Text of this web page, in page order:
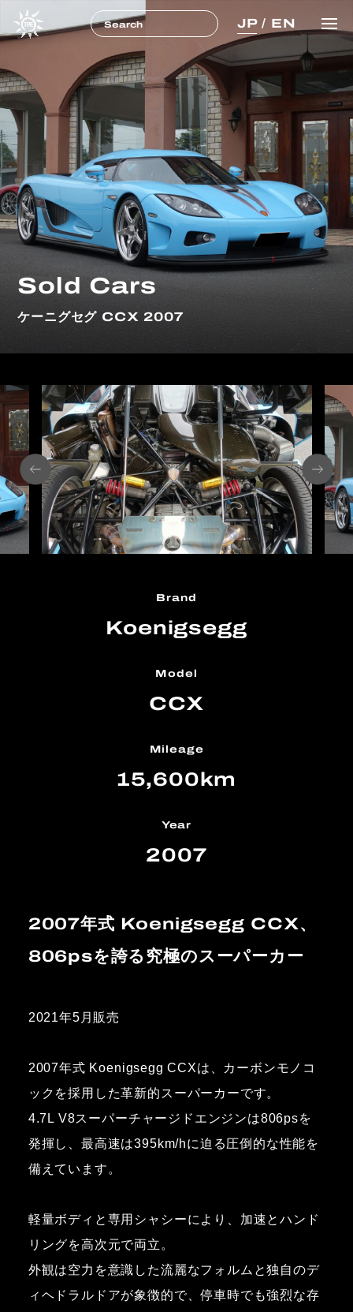
JP/ EN
Sold Cars
ケーニグセグ CCX 2007
Brand
Koenigsegg
Model
CCX
Mileage
15,600km
Year
2007
2007年式 Koenigsegg CCX、
806psを誇る究極のスーパーカー
2021年5月販売
2007年式 Koenigsegg CCXは、カーボンモノコ
ックを採用した革新的スーパーカーです。
4.7L V8スーパーチャージドエンジンは806psを
発揮し、最高速は395km/hに迫る圧倒的な性能を
備えています。
軽量ボディと専用シャシーにより、加速とハンド
リングを高次元で両立。
外観は空力を意識した流麗なフォルムと独自のデ
ィヘドラルドアが象徴的で、停車時でも強烈な存